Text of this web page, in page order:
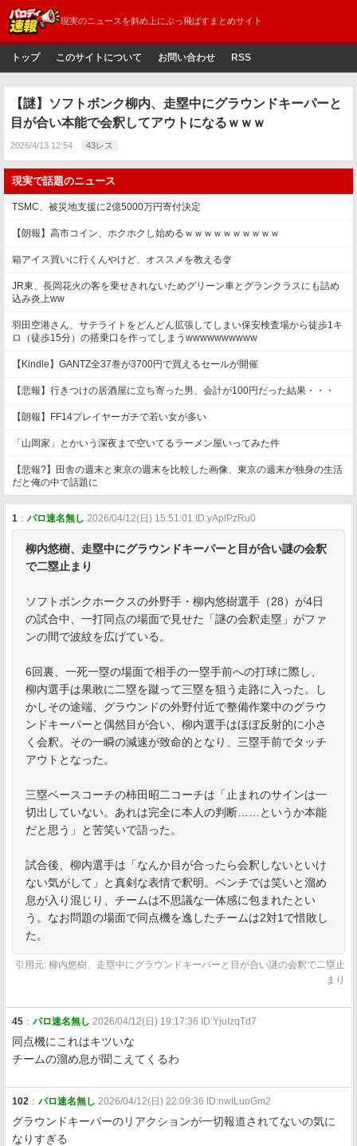
現実のニュースを斜め上にぶっ飛ばすまとめサイト
トップ このサイトについて お問い合わせ RSS
【謎】ソフトボンク柳内、走塁中にグラウンドキーパーと
目が合い本能で会釈してアウトになるｗｗｗ
2026/4/13 12:54 43レス
現実で話題のニュース
TSMC、被災地支援に2億5000万円寄付決定
【朗報】高市コイン、ホクホクし始めるｗｗｗｗｗｗｗｗｗｗ
箱アイス買いに行くんやけど、オススメを教える🍨
JR東、長岡花火の客を乗せきれないためグリーン車とグランクラスにも詰め
込み炎上ww
羽田空港さん、サテライトをどんどん拡張してしまい保安検査場から徒歩1キ
ロ（徒歩15分）の搭乗口を作ってしまうwwwwwwwwww
【Kindle】GANTZ全37巻が3700円で買えるセールが開催
【悲報】行きつけの居酒屋に立ち寄った男、会計が100円だった結果・・・
【朗報】FF14プレイヤーガチで若い女が多い
「山岡家」とかいう深夜まで空いてるラーメン屋いってみた件
【悲報?】田舎の週末と東京の週末を比較した画像、東京の週末が独身の生活
だと俺の中で話題に
1 ： パロ速名無し 2026/04/12(日) 15:51:01 ID:yAplPzRu0
柳内悠樹、走塁中にグラウンドキーパーと目が合い謎の会釈
で二塁止まり
ソフトボンクホークスの外野手・柳内悠樹選手（28）が4日
の試合中、一打同点の場面で見せた「謎の会釈走塁」がファ
ンの間で波紋を広げている。
6回裏、一死一塁の場面で相手の一塁手前への打球に際し、
柳内選手は果敢に二塁を蹴って三塁を狙う走路に入った。し
かしその途端、グラウンドの外野付近で整備作業中のグラウ
ンドキーパーと偶然目が合い、柳内選手はほぼ反射的に小さ
く会釈。その一瞬の減速が致命的となり、三塁手前でタッチ
アウトとなった。
三塁ベースコーチの柿田昭二コーチは「止まれのサインは一
切出していない。あれは完全に本人の判断……というか本能
だと思う」と苦笑いで語った。
試合後、柳内選手は「なんか目が合ったら会釈しないといけ
ない気がして」と真剣な表情で釈明。ベンチでは笑いと溜め
息が入り混じり、チームは不思議な一体感に包まれたとい
う。なお問題の場面で同点機を逸したチームは2対1で惜敗し
た。
引用元: 柳内悠樹、走塁中にグラウンドキーパーと目が合い謎の会釈で二塁止
まり
45 ： パロ速名無し 2026/04/12(日) 19:17:36 ID:YjuIzqTd7
同点機にこれはキツいな
チームの溜め息が聞こえてくるわ
102 ： パロ速名無し 2026/04/12(日) 22:09:36 ID:nwILuoGm2
グラウンドキーパーのリアクションが一切報道されてないの気に
なりすぎる